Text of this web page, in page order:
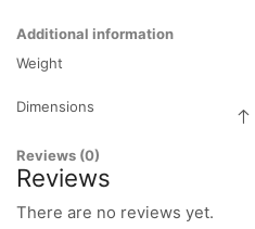
Additional information
Weight
Dimensions
Reviews (0)
Reviews
There are no reviews yet.